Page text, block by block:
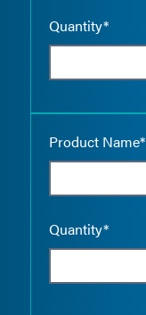
Quantity*
Product Name*
Quantity*